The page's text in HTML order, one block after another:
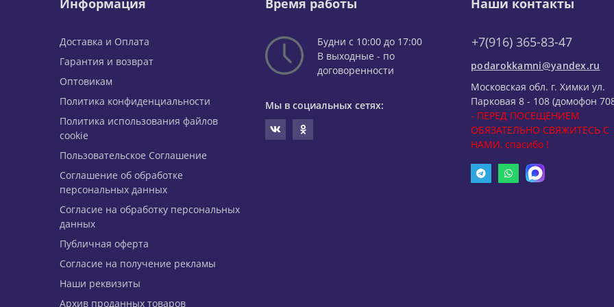
Доставка и Оплата
Гарантия и возврат
Оптовикам
Политика конфиденциальности
Политика использования файлов
cookie
Пользовательское Соглашение
Соглашение об обработке
персональных данных
Согласие на обработку персональных
данных
Публичная оферта
Согласие на получение рекламы
Наши реквизиты
Архив проданных товаров
Будни с 10:00 до 17:00
В выходные - по
договоренности
Мы в социальных сетях:
+7(916) 365-83-47
podarokkamni@yandex.ru
Московская обл. г. Химки ул.
Парковая 8 - 108 (домофон
- ПЕРЕД ПОСЕЩЕНИЕМ
ОБЯЗАТЕЛЬНО СВЯЖИТЕСЬ С
НАМИ, спасибо !